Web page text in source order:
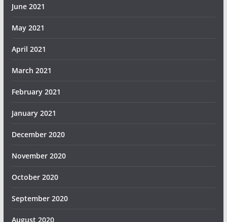
June 2021
May 2021
April 2021
March 2021
February 2021
January 2021
December 2020
November 2020
October 2020
September 2020
August 2020